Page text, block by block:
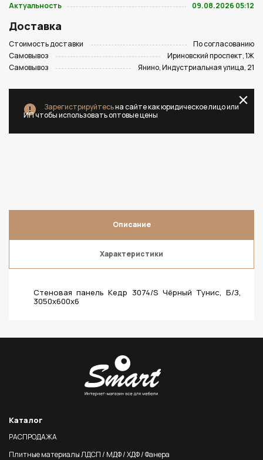
Актуальность
09.08.2026 05:12
Доставка
Стоимость доставки
По согласованию
Самовывоз
Ириновский проспект, 1Ж
Самовывоз
Янино, Индустриальная улица, 21
Зарегистрируйтесьна сайте как юридическое лицо или
ИП чтобы использовать оптовые цены
Описание
Характеристики
Стеновая панель Кедр 3074/S Чёрный Тунис, Б/З,
3050х600х6
Каталог
РАСПРОДАЖА
Плитные материалы ЛДСП / МДФ / ХДФ / Фанера